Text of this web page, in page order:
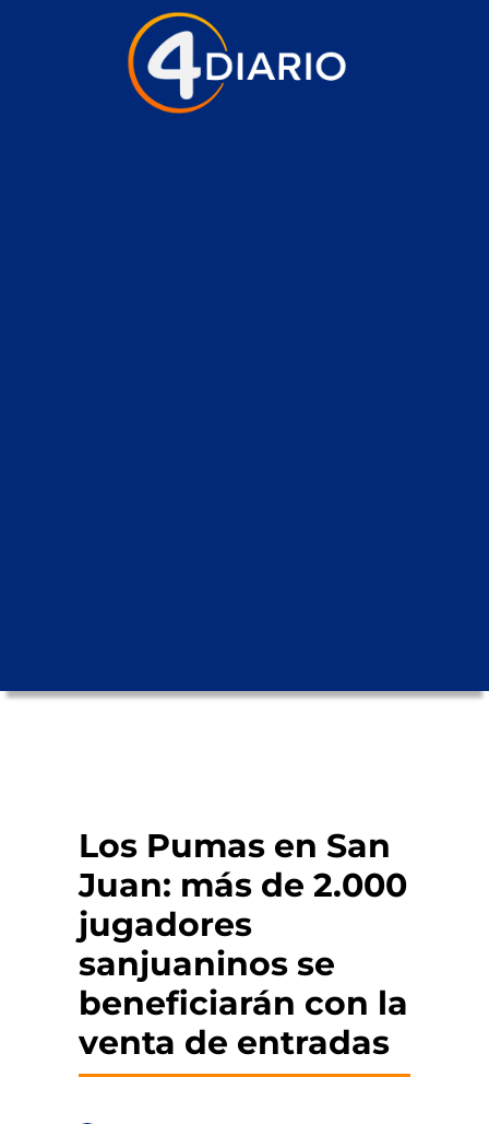
Los Pumas en San
Juan: más de 2.000
jugadores
sanjuaninos se
beneficiarán con la
venta de entradas